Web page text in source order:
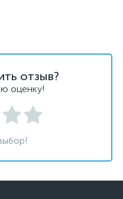
отзыв?
оценку!